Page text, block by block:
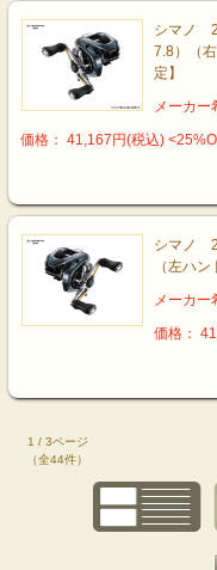
シマノ
7.8）（
定】
メーカー
価格： 41,167円(税込)
シマノ
（左ハ
メーカー
価格：
1 / 3ページ
（全44件）